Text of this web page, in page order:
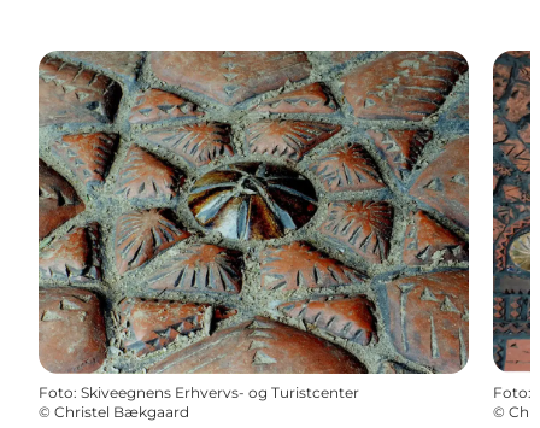
Foto: Skiveegnens Erhvervs- og Turistcenter
© Christel Bækgaard
Foto:
©